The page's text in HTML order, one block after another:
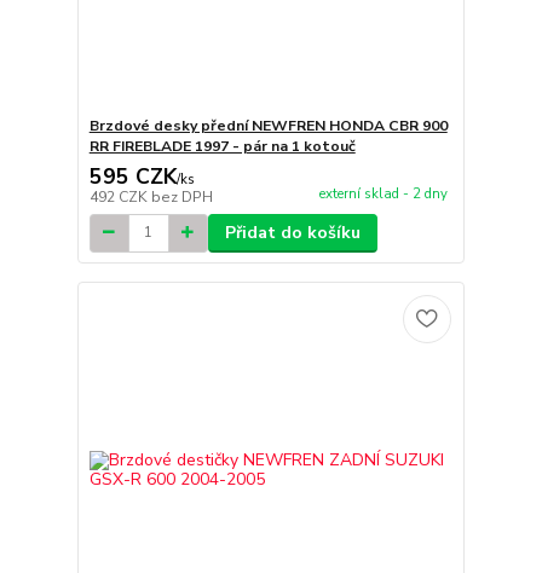
Brzdové desky přední NEWFREN HONDA CBR 900
RR FIREBLADE 1997 - pár na 1 kotouč
595 CZK/ks
492 CZK bez DPH externí sklad - 2 dny
Přidat do košíku